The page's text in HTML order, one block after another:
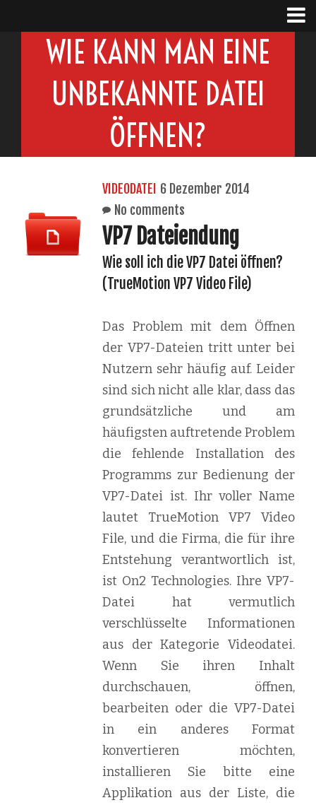
WIE KANN MAN EINE
UNBEKANNTE DATEI
ÖFFNEN?
VIDEODATEI 6 Dezember 2014
No comments
VP7 Dateiendung
Wie soll ich die VP7 Datei öffnen?
(TrueMotion VP7 Video File)
Das Problem mit dem Öffnen
der VP7-Dateien tritt unter bei
Nutzern sehr häufig auf. Leider
sind sich nicht alle klar, dass das
grundsätzliche und am
häufigsten auftretende Problem
die fehlende Installation des
Programms zur Bedienung der
VP7-Datei ist. Ihr voller Name
lautet TrueMotion VP7 Video
File, und die Firma, die für ihre
Entstehung verantwortlich ist,
ist On2 Technologies. Ihre VP7-
Datei hat vermutlich
verschlüsselte Informationen
aus der Kategorie Videodatei.
Wenn Sie ihren Inhalt
durchschauen, öffnen,
bearbeiten oder die VP7-Datei
in ein anderes Format
konvertieren möchten,
installieren Sie bitte eine
Applikation aus der Liste, die